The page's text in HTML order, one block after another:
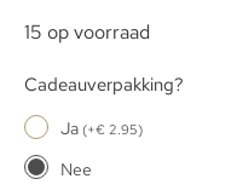
15 op voorraad
Cadeauverpakking?
Ja (+€ 2.95)
Nee